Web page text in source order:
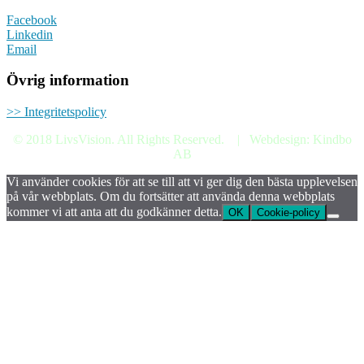
Facebook
Linkedin
Email
Övrig information
>> Integritetspolicy
© 2018 LivsVision. All Rights Reserved. | Webdesign: Kindbo
AB
Vi använder cookies för att se till att vi ger dig den bästa upplevelsen
på vår webbplats. Om du fortsätter att använda denna webbplats
kommer vi att anta att du godkänner detta. OK Cookie-policy